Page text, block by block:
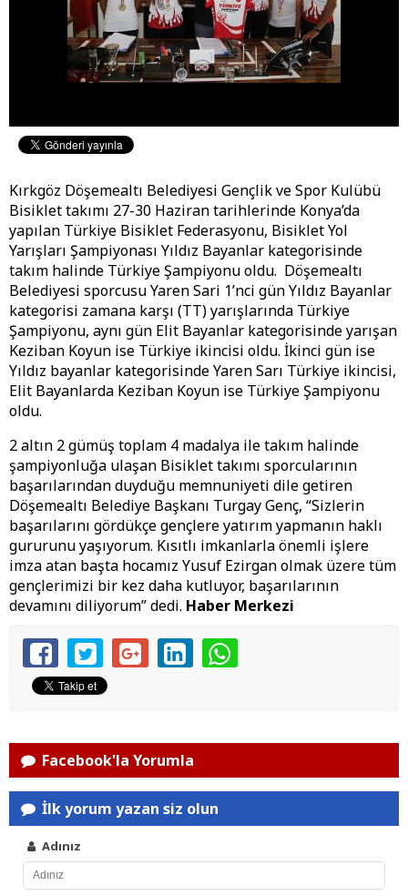
Kırkgöz Döşemealtı Belediyesi Gençlik ve Spor Kulübü
Bisiklet takımı 27-30 Haziran tarihlerinde Konya’da
yapılan Türkiye Bisiklet Federasyonu, Bisiklet Yol
Yarışları Şampiyonası Yıldız Bayanlar kategorisinde
takım halinde Türkiye Şampiyonu oldu. Döşemealtı
Belediyesi sporcusu Yaren Sari 1’nci gün Yıldız Bayanlar
kategorisi zamana karşı (TT) yarışlarında Türkiye
Şampiyonu, aynı gün Elit Bayanlar kategorisinde yarışan
Keziban Koyun ise Türkiye ikincisi oldu. İkinci gün ise
Yıldız bayanlar kategorisinde Yaren Sarı Türkiye ikincisi,
Elit Bayanlarda Keziban Koyun ise Türkiye Şampiyonu
oldu.
2 altın 2 gümüş toplam 4 madalya ile takım halinde
şampiyonluğa ulaşan Bisiklet takımı sporcularının
başarılarından duyduğu memnuniyeti dile getiren
Döşemealtı Belediye Başkanı Turgay Genç, “Sizlerin
başarılarını gördükçe gençlere yatırım yapmanın haklı
gururunu yaşıyorum. Kısıtlı imkanlarla önemli işlere
imza atan başta hocamız Yusuf Ezirgan olmak üzere tüm
gençlerimizi bir kez daha kutluyor, başarılarının
devamını diliyorum” dedi. Haber Merkezi
Facebook'la Yorumla
İlk yorum yazan siz olun
Adınız